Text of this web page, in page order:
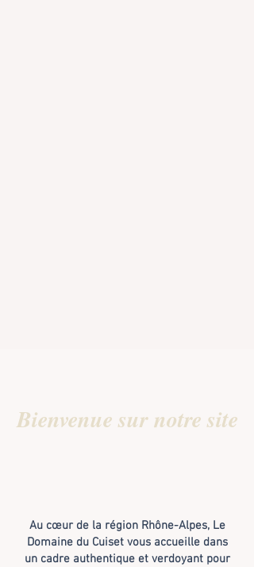
Bienvenue sur notre site
Au cœur de la région Rhône-Alpes, Le
Domaine du Cuiset vous accueille dans
un cadre authentique et verdoyant pour